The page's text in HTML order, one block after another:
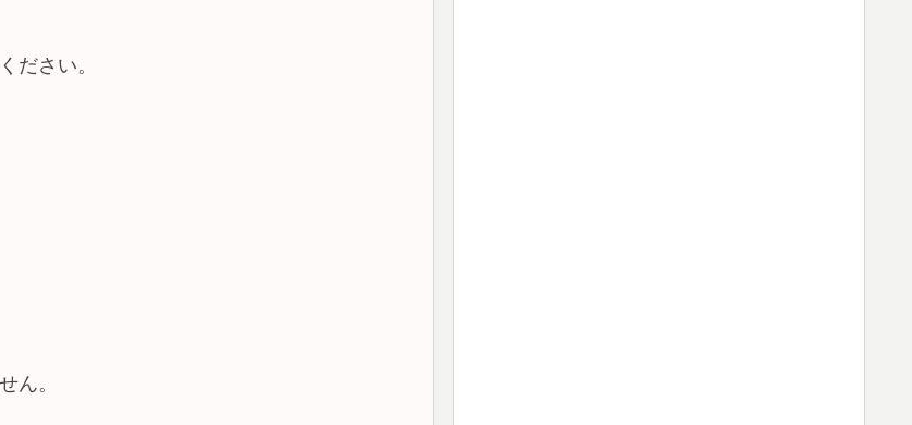
ださい。
ん。